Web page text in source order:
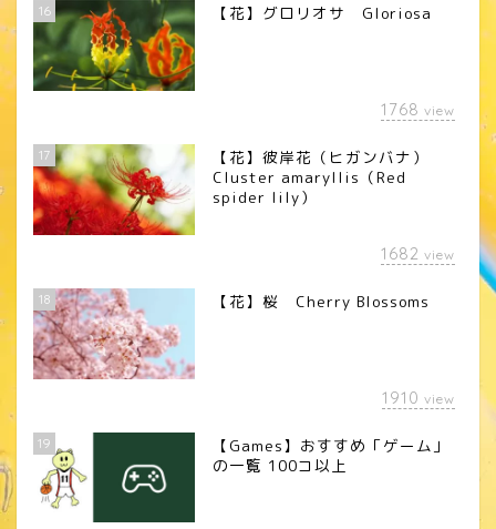
16 【花】グロリオサ Gloriosa
1768 view
17
【花】彼岸花（ヒガンバナ）
Cluster amaryllis（Red
spider lily）
1682 view
18 【花】桜 Cherry Blossoms
1910 view
19
【Games】おすすめ「ゲーム」
の一覧 100コ以上